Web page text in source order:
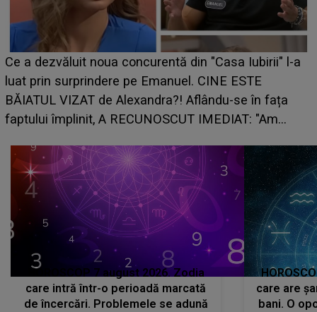
Iubirii" l-a
ESTE
se în fața
"Am
HOROSCOP de weekend, 8-9 august
care riscă să rămână fără bani. O
grabă îi aduce pierderi semnificative și
planurile peste cap
HOROSCOP 7 august 2026. Zodia
care intră într-o perioadă marcată
de încercări. Problemele se adună
care are
bani. O